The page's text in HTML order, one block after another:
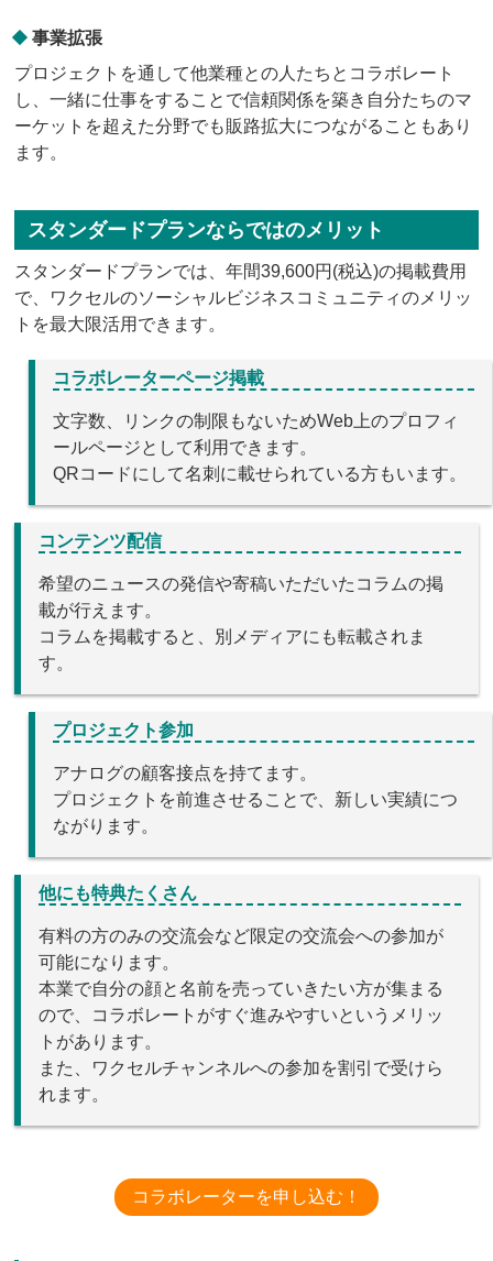
事業拡張
プロジェクトを通して他業種との人たちとコラボレート
し、一緒に仕事をすることで信頼関係を築き自分たちのマ
ーケットを超えた分野でも販路拡大につながることもあり
ます。
スタンダードプランならではのメリット
スタンダードプランでは、年間39,600円(税込)の掲載費用
で、ワクセルのソーシャルビジネスコミュニティのメリッ
トを最大限活用できます。
コラボレーターページ掲載
文字数、リンクの制限もないためWeb上のプロフィ
ールページとして利用できます。
QRコードにして名刺に載せられている方もいます。
コンテンツ配信
希望のニュースの発信や寄稿いただいたコラムの掲
載が行えます。
コラムを掲載すると、別メディアにも転載されま
す。
プロジェクト参加
アナログの顧客接点を持てます。
プロジェクトを前進させることで、新しい実績につ
ながります。
他にも特典たくさん
有料の方のみの交流会など限定の交流会への参加が
可能になります。
本業で自分の顔と名前を売っていきたい方が集まる
ので、コラボレートがすぐ進みやすいというメリッ
トがあります。
また、ワクセルチャンネルへの参加を割引で受けら
れます。
コラボレーターを申し込む！